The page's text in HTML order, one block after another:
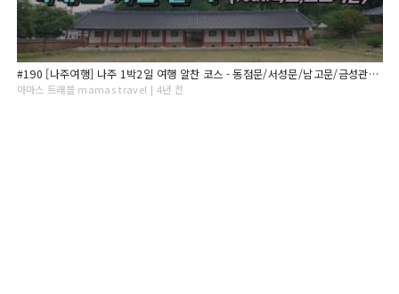
#190 [나주여행] 나주 1박2일 여행 알찬 코스 - 동점문/서성문/남고문/금성관/나주향교/카페마중/숙소 빛가람호텔/빛가람전망대/산림자원연구소
마마스 트래블 mamas travel | 4년 전